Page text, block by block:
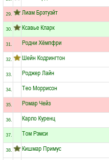
29. Лиам Брэтуэйт
30. Ксавье Кларк
31. Родни Хёмпфри
32. Шейн Кодрингтон
33. Роджер Лайн
34. Тео Моррисон
35. Ромар Чейз
36. Карло Куренц
37. Том Рэмси
38. Кишмар Примус